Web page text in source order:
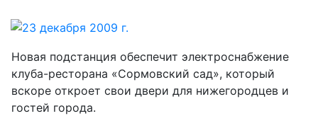
Новая подстанция обеспечит электроснабжение
клуба-ресторана «Сормовский сад», который
вскоре откроет свои двери для нижегородцев и
гостей города.